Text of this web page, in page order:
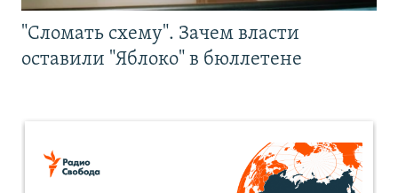
"Сломать схему". Зачем власти
оставили "Яблоко" в бюллетене